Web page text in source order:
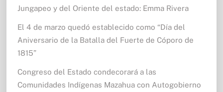
Jungapeo y del Oriente del estado: Emma Rivera
El 4 de marzo quedó establecido como “Día del
Aniversario de la Batalla del Fuerte de Cóporo de
1815”
Congreso del Estado condecorará a las
Comunidades Indígenas Mazahua con Autogobierno